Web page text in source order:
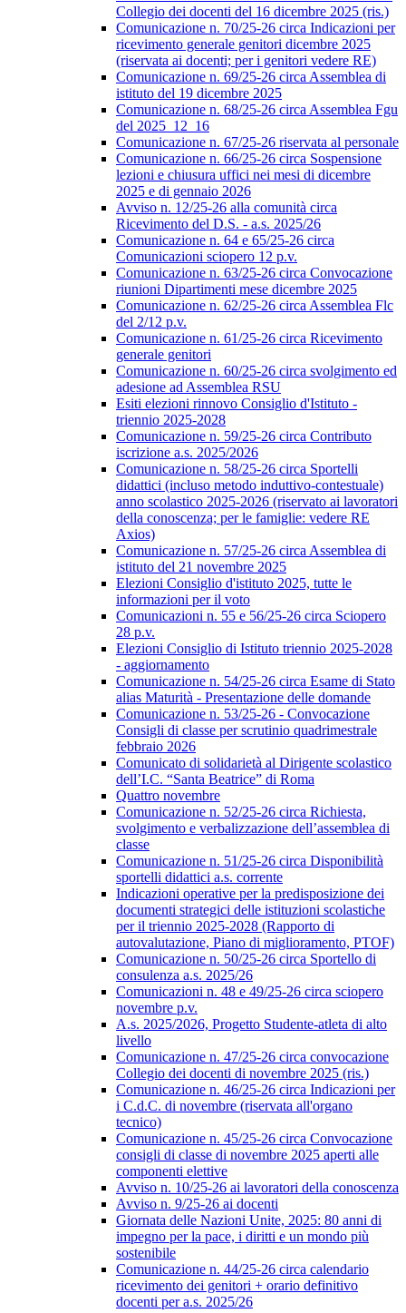
Collegio dei docenti del 16 dicembre 2025 (ris.)
Comunicazione n. 70/25-26 circa Indicazioni per
ricevimento generale genitori dicembre 2025
(riservata ai docenti; per i genitori vedere RE)
Comunicazione n. 69/25-26 circa Assemblea di
istituto del 19 dicembre 2025
Comunicazione n. 68/25-26 circa Assemblea Fgu
del 2025_12_16
Comunicazione n. 67/25-26 riservata al personale
Comunicazione n. 66/25-26 circa Sospensione
lezioni e chiusura uffici nei mesi di dicembre
2025 e di gennaio 2026
Avviso n. 12/25-26 alla comunità circa
Ricevimento del D.S. - a.s. 2025/26
Comunicazione n. 64 e 65/25-26 circa
Comunicazioni sciopero 12 p.v.
Comunicazione n. 63/25-26 circa Convocazione
riunioni Dipartimenti mese dicembre 2025
Comunicazione n. 62/25-26 circa Assemblea Flc
del 2/12 p.v.
Comunicazione n. 61/25-26 circa Ricevimento
generale genitori
Comunicazione n. 60/25-26 circa svolgimento ed
adesione ad Assemblea RSU
Esiti elezioni rinnovo Consiglio d'Istituto -
triennio 2025-2028
Comunicazione n. 59/25-26 circa Contributo
iscrizione a.s. 2025/2026
Comunicazione n. 58/25-26 circa Sportelli
didattici (incluso metodo induttivo-contestuale)
anno scolastico 2025-2026 (riservato ai lavoratori
della conoscenza; per le famiglie: vedere RE
Axios)
Comunicazione n. 57/25-26 circa Assemblea di
istituto del 21 novembre 2025
Elezioni Consiglio d'istituto 2025, tutte le
informazioni per il voto
Comunicazioni n. 55 e 56/25-26 circa Sciopero
28 p.v.
Elezioni Consiglio di Istituto triennio 2025-2028
- aggiornamento
Comunicazione n. 54/25-26 circa Esame di Stato
alias Maturità - Presentazione delle domande
Comunicazione n. 53/25-26 - Convocazione
Consigli di classe per scrutinio quadrimestrale
febbraio 2026
Comunicato di solidarietà al Dirigente scolastico
dell’I.C. “Santa Beatrice” di Roma
Quattro novembre
Comunicazione n. 52/25-26 circa Richiesta,
svolgimento e verbalizzazione dell’assemblea di
classe
Comunicazione n. 51/25-26 circa Disponibilità
sportelli didattici a.s. corrente
Indicazioni operative per la predisposizione dei
documenti strategici delle istituzioni scolastiche
per il triennio 2025-2028 (Rapporto di
autovalutazione, Piano di miglioramento, PTOF)
Comunicazione n. 50/25-26 circa Sportello di
consulenza a.s. 2025/26
Comunicazioni n. 48 e 49/25-26 circa sciopero
novembre p.v.
A.s. 2025/2026, Progetto Studente-atleta di alto
livello
Comunicazione n. 47/25-26 circa convocazione
Collegio dei docenti di novembre 2025 (ris.)
Comunicazione n. 46/25-26 circa Indicazioni per
i C.d.C. di novembre (riservata all'organo
tecnico)
Comunicazione n. 45/25-26 circa Convocazione
consigli di classe di novembre 2025 aperti alle
componenti elettive
Avviso n. 10/25-26 ai lavoratori della conoscenza
Avviso n. 9/25-26 ai docenti
Giornata delle Nazioni Unite, 2025: 80 anni di
impegno per la pace, i diritti e un mondo più
sostenibile
Comunicazione n. 44/25-26 circa calendario
ricevimento dei genitori + orario definitivo
docenti per a.s. 2025/26